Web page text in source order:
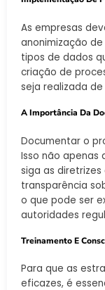
As empresas
anonimização
tipos de dados
criação de
seja realizada
A Importância Da
Documentar o
Isso não apenas
siga as diretrizes
transparência
o que pode ser
autoridades
Treinamento E
Para que as
eficazes, é